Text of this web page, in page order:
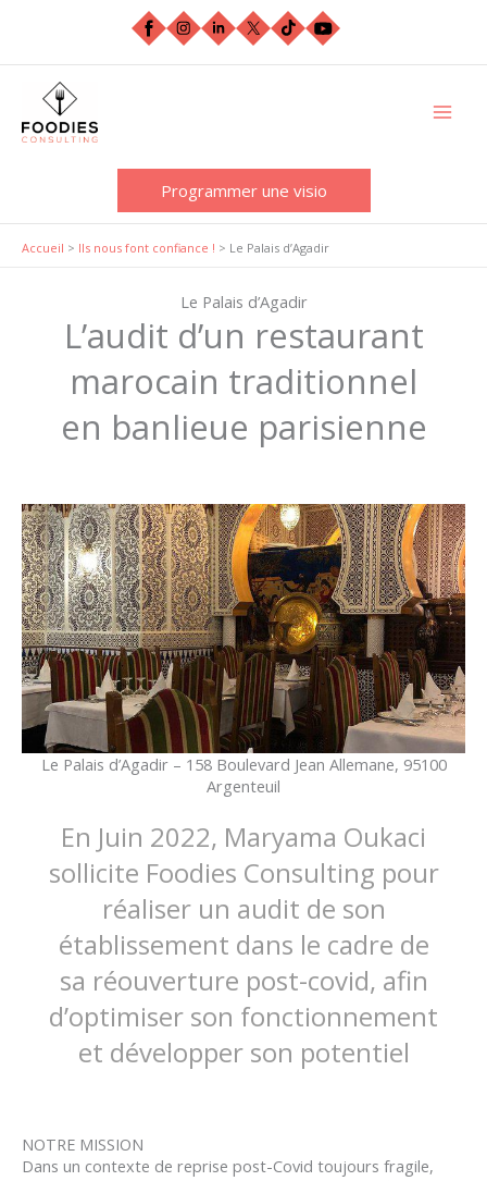
Programmer une visio
Accueil > Ils nous font confiance ! > Le Palais d’Agadir
Le Palais d’Agadir
L’audit d’un restaurant
marocain traditionnel
en banlieue parisienne
Le Palais d’Agadir – 158 Boulevard Jean Allemane, 95100
Argenteuil
En Juin 2022, Maryama Oukaci
sollicite Foodies Consulting pour
réaliser un audit de son
établissement dans le cadre de
sa réouverture post-covid, afin
d’optimiser son fonctionnement
et développer son potentiel
NOTRE MISSION
Dans un contexte de reprise post-Covid toujours fragile,